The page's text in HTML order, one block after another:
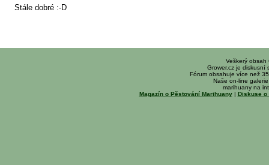
Stále dobré :-D
Veškerý obsah
Grower.cz je diskusní
Fórum obsahuje více než
Naše on-line
marihuany na
Magazín o Pěstování Marihuany| Diskuse o